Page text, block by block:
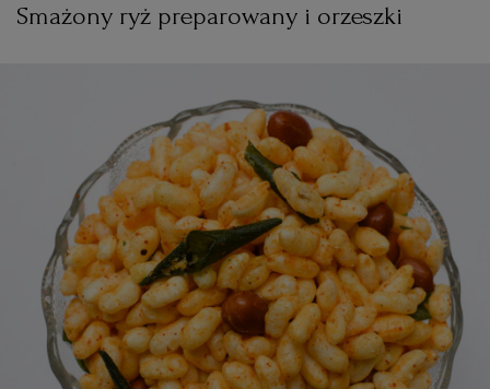
Smażony ryż preparowany i orzeszki